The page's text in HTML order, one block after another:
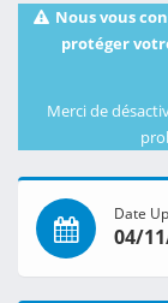
Nous vous
protéger
Merci de
Date
04/